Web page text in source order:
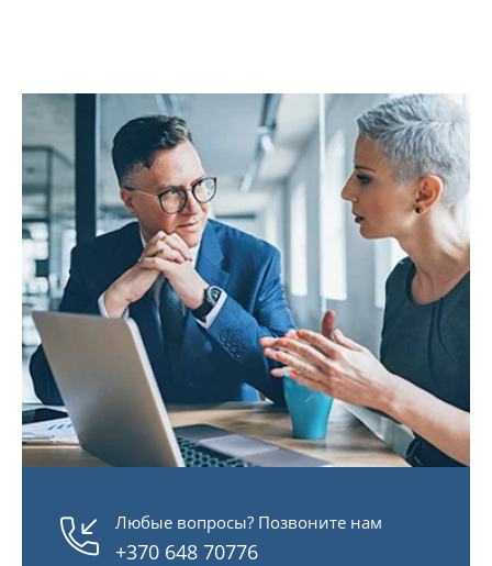
Любые вопросы? Позвоните нам
+370 648 70776